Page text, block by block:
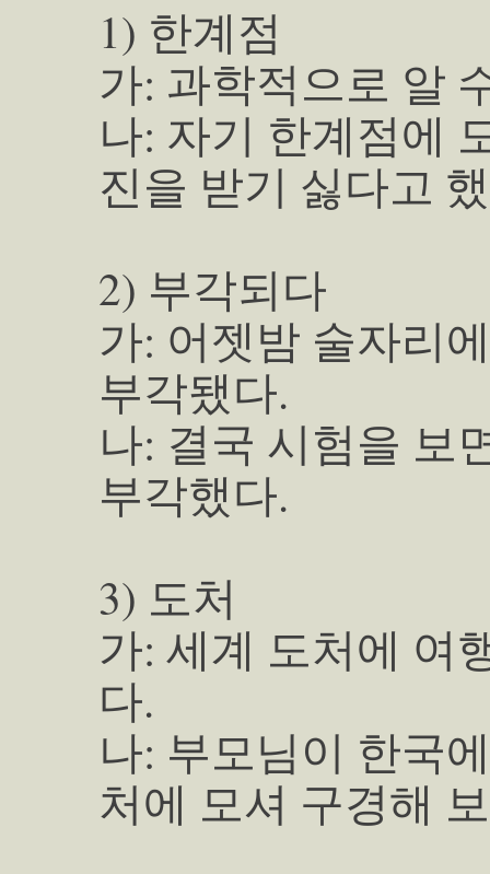
1) 한계점
가: 과학적으로 알
나: 자기 한계점에
진을 받기 싫다고
2) 부각되다
가: 어젯밤 술자리
부각됐다.
나: 결국 시험을 보
부각했다.
3) 도처
가: 세계 도처에 여
다.
나: 부모님이 한국
처에 모셔 구경해